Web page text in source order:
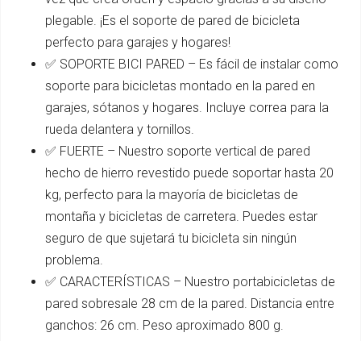
plegable. ¡Es el soporte de pared de bicicleta
perfecto para garajes y hogares!
✅ SOPORTE BICI PARED – Es fácil de instalar como
soporte para bicicletas montado en la pared en
garajes, sótanos y hogares. Incluye correa para la
rueda delantera y tornillos.
✅ FUERTE – Nuestro soporte vertical de pared
hecho de hierro revestido puede soportar hasta 20
kg, perfecto para la mayoría de bicicletas de
montaña y bicicletas de carretera. Puedes estar
seguro de que sujetará tu bicicleta sin ningún
problema.
✅ CARACTERÍSTICAS – Nuestro portabicicletas de
pared sobresale 28 cm de la pared. Distancia entre
ganchos: 26 cm. Peso aproximado 800 g.